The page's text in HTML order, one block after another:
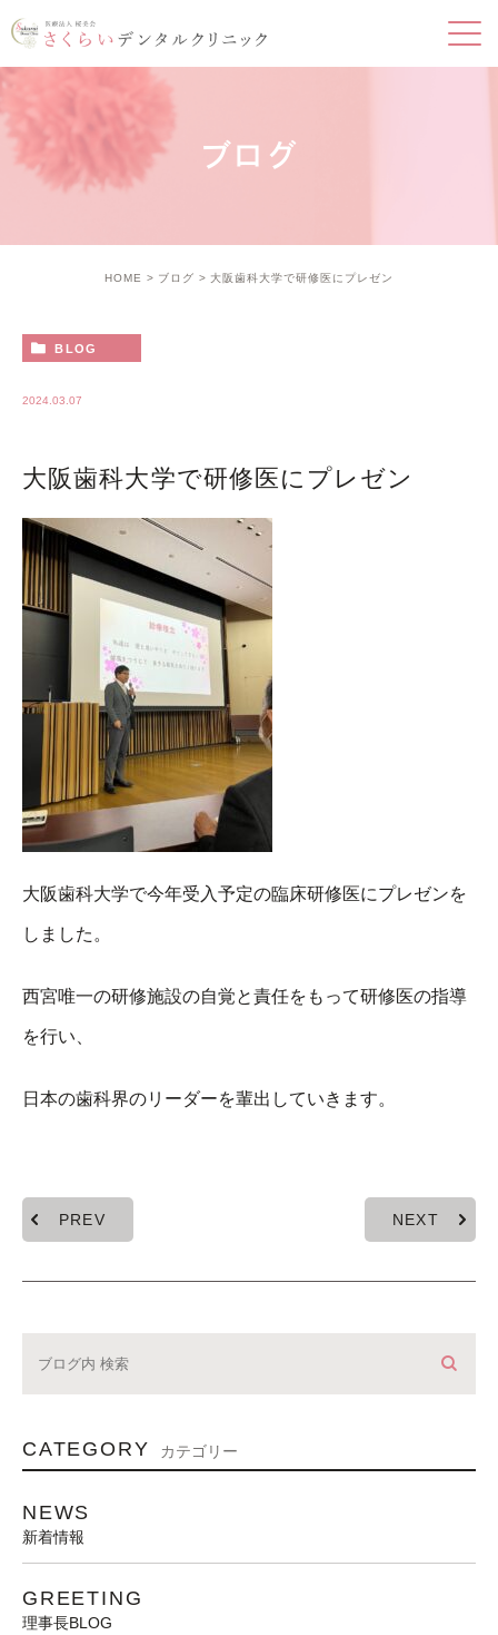
ブログ
HOME ブログ 大阪歯科大学で研修医にプレゼン
BLOG
2024.03.07
大阪歯科大学で研修医にプレゼン
大阪歯科大学で今年受入予定の臨床研修医にプレゼンを
しました。
西宮唯一の研修施設の自覚と責任をもって研修医の指導
を行い、
日本の歯科界のリーダーを輩出していきます。
PREV NEXT
CATEGORY カテゴリー
NEWS
新着情報
GREETING
理事長BLOG